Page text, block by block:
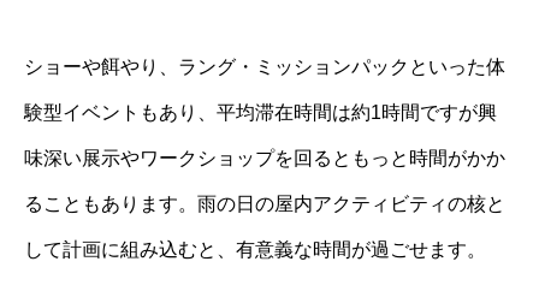
ショーや餌やり、ラング・ミッションパックといった体
験型イベントもあり、平均滞在時間は約1時間ですが興
味深い展示やワークショップを回るともっと時間がかか
ることもあります。雨の日の屋内アクティビティの核と
して計画に組み込むと、有意義な時間が過ごせます。